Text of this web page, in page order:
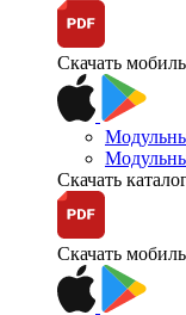
Скачать
Скачать
Скачать